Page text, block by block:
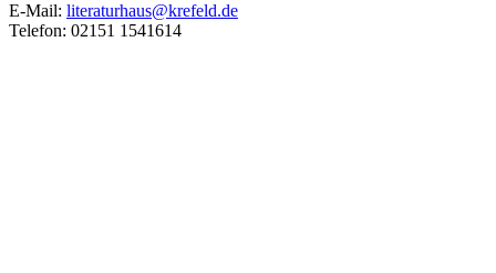
E‑Mail: literaturhaus@krefeld.de
Telefon: 02151 1541614